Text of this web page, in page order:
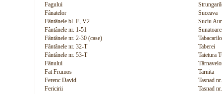
Fagului
Fânatelor
Suceava
Fântânele bl. E, V2
Suciu
Fântânele nr. 1-51
Fântânele nr. 2-30 (case)
Fântânele nr. 32-T
Taberei
Fântânele nr. 53-T
Taietura
Fânului
Fat Frumos
Tarnita
Ferenc David
Tasnad
Fericirii
Tasnad